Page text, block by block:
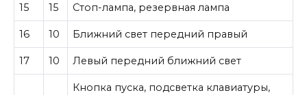
15 15 Стоп-лампа, резервная лампа
16 10 Ближний свет передний правый
17 10 Левый передний ближний свет
Кнопка пуска, подсветка клавиатуры,